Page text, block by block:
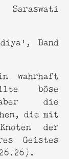
Band
wahrhaft
böse
die
die mit
der
Geistes